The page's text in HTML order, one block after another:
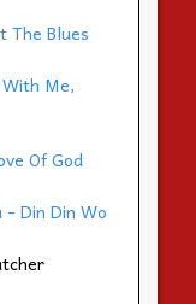
The Blues
Me,
Of God
- Din Din Wo